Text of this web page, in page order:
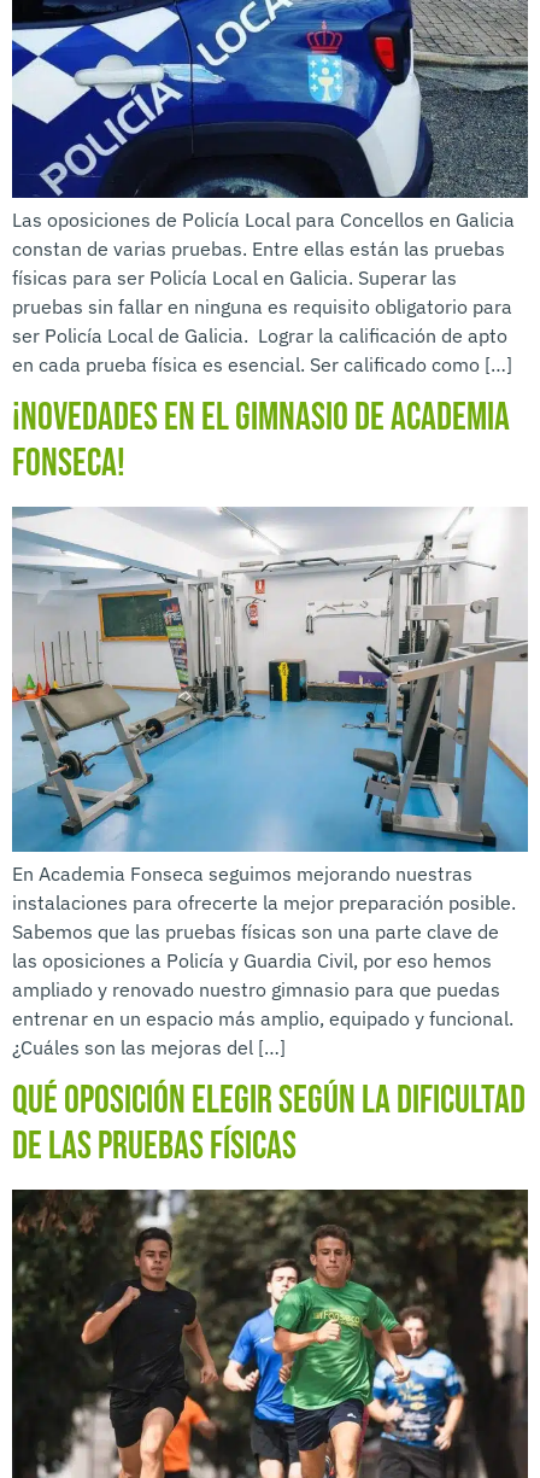
Las oposiciones de Policía Local para Concellos en Galicia
constan de varias pruebas. Entre ellas están las pruebas
físicas para ser Policía Local en Galicia. Superar las
pruebas sin fallar en ninguna es requisito obligatorio para
ser Policía Local de Galicia. Lograr la calificación de apto
en cada prueba física es esencial. Ser calificado como […]
¡Novedades en el gimnasio de Academia
Fonseca!
En Academia Fonseca seguimos mejorando nuestras
instalaciones para ofrecerte la mejor preparación posible.
Sabemos que las pruebas físicas son una parte clave de
las oposiciones a Policía y Guardia Civil, por eso hemos
ampliado y renovado nuestro gimnasio para que puedas
entrenar en un espacio más amplio, equipado y funcional.
¿Cuáles son las mejoras del […]
Qué oposición elegir según la dificultad
de las pruebas físicas